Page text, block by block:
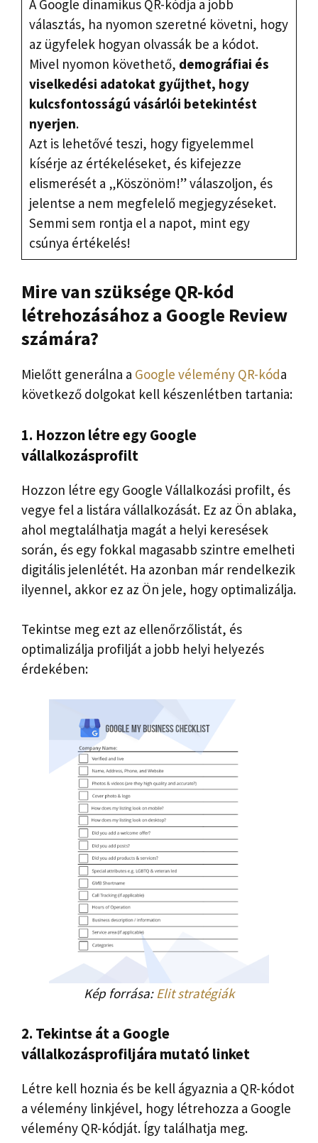
A Google dinamikus QR-kódja a jobb
választás, ha nyomon szeretné követni, hogy
az ügyfelek hogyan olvassák be a kódot.
Mivel nyomon követhető, demográfiai és
viselkedési adatokat gyűjthet, hogy
kulcsfontosságú vásárlói betekintést
nyerjen.
Azt is lehetővé teszi, hogy figyelemmel
kísérje az értékeléseket, és kifejezze
elismerését a „Köszönöm!” válaszoljon, és
jelentse a nem megfelelő megjegyzéseket.
Semmi sem rontja el a napot, mint egy
csúnya értékelés!
Mire van szüksége QR-kód
létrehozásához a Google Review
számára?
Mielőtt generálna a Google vélemény QR-kóda
következő dolgokat kell készenlétben tartania:
1. Hozzon létre egy Google
vállalkozásprofilt
Hozzon létre egy Google Vállalkozási profilt, és
vegye fel a listára vállalkozását. Ez az Ön ablaka,
ahol megtalálhatja magát a helyi keresések
során, és egy fokkal magasabb szintre emelheti
digitális jelenlétét. Ha azonban már rendelkezik
ilyennel, akkor ez az Ön jele, hogy optimalizálja.
Tekintse meg ezt az ellenőrzőlistát, és
optimalizálja profilját a jobb helyi helyezés
érdekében:
Kép forrása: Elit stratégiák
2. Tekintse át a Google
vállalkozásprofiljára mutató linket
Létre kell hoznia és be kell ágyaznia a QR-kódot
a vélemény linkjével, hogy létrehozza a Google
vélemény QR-kódját. Így találhatja meg.